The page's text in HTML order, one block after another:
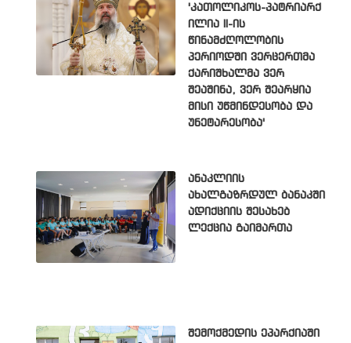
'კათოლიკოს-პატრიარქ
ილია II-ის
წინამძღოლობის
პერიოდში ვერცერთმა
ქარიშხალმა ვერ
შეაშინა, ვერ შეარყია
მისი უწმინდესობა და
უნეტარესობა'
ანაკლიის
ახალგაზრდულ ბანაკში
ადიქციის შესახებ
ლექცია გაიმართა
შემოქმედის ეპარქიაში